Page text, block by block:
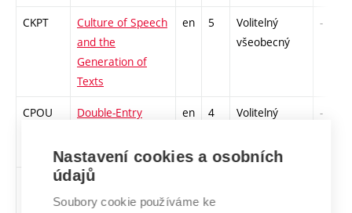
CKPT
Culture of Speech
and the
Generation of
Texts
en 5
Volitelný
všeobecný
-
CPOU
Double-Entry
en 4
Volitelný
-
Ecology in
electrotechnical
Nastavení cookies a osobních
údajů
Soubory cookie používáme ke